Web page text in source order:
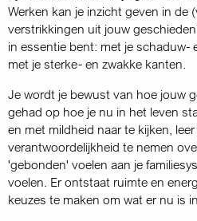
Werken kan je inzicht geven in de
verstrikkingen uit jouw
in essentie bent: met je schaduw-
met je sterke- en zwakke kanten.
Je wordt je bewust van hoe jouw
gehad op hoe je nu in het leven
en met mildheid naar te kijken,
verantwoordelijkheid te nemen
'gebonden' voelen aan je
voelen. Er ontstaat ruimte en
keuzes te maken om wat er nu is